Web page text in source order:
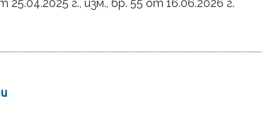
25.04.2025 г., изм., бр. 55 от 16.06.2026 г.